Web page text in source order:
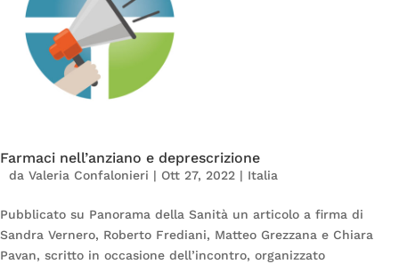
Farmaci nell’anziano e deprescrizione
da Valeria Confalonieri | Ott 27, 2022 | Italia
Pubblicato su Panorama della Sanità un articolo a firma di
Sandra Vernero, Roberto Frediani, Matteo Grezzana e Chiara
Pavan, scritto in occasione dell’incontro, organizzato